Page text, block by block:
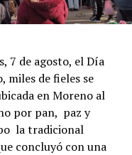
7 de agosto, el Día
miles de fieles se
en Moreno al
por pan, paz y
la tradicional
concluyó con una